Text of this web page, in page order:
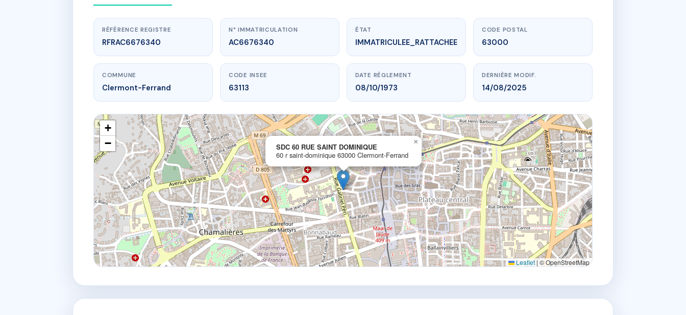
www.vme.plus/AC6676340
SDC 60 RUE SAINT DOMINIQUE
60 r saint-dominique63000 Clermont-Ferrand
RÉFÉRENCE REGISTRE
RFRAC6676340
N° IMMATRICULATION
AC6676340
ÉTAT
IMMATRICULEE_RATTACHEE
CODE POSTAL
63000
COMMUNE
Clermont-Ferrand
CODE INSEE
63113
DATE RÈGLEMENT
08/10/1973
DERNIÈRE MODIF.
14/08/2025
SDC 60 RUE SAINT DOMINIQUE
60 r saint-dominique 63000 Clermont-Ferrand
×
+
−
Leaflet | © OpenStreetMap